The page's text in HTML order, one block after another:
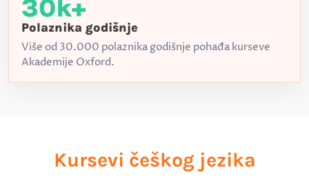
30k+
Polaznika godišnje
Više od 30.000 polaznika godišnje pohađa kurseve
Akademije Oxford.
Kursevi češkog jezika